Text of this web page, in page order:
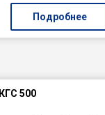
Подробнее
КГС 500